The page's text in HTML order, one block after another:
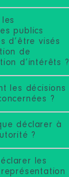
publics
d’être visés
de
d’intérêts ?
les décisions
?
déclarer à
?
les